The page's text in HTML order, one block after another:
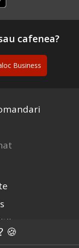
cafenea?
Business
🍪